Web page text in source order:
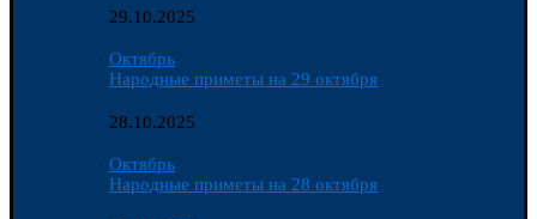
29.10.2025
Октябрь
Народные приметы на 29 октября
28.10.2025
Октябрь
Народные приметы на 28 октября